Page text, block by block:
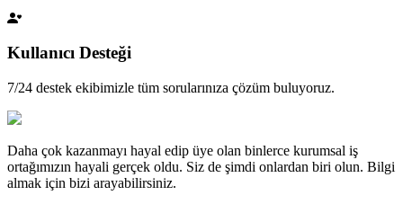
Kullanıcı Desteği
7/24 destek ekibimizle tüm sorularınıza çözüm buluyoruz.
Daha çok kazanmayı hayal edip üye olan binlerce kurumsal iş
ortağımızın hayali gerçek oldu. Siz de şimdi onlardan biri olun. Bilgi
almak için bizi arayabilirsiniz.